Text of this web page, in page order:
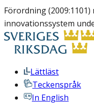
Förordning
innovationssystem
Lättläst
Teckenspråk
In English